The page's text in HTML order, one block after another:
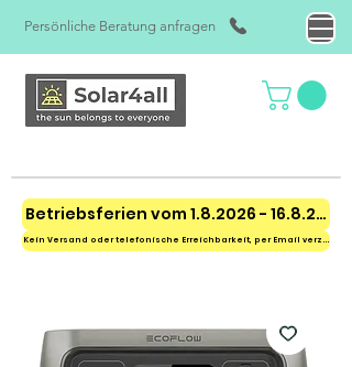
Persönliche Beratung anfragen
Betriebsferien vom 1.8.2026 - 16.8.2026
Kein Versand oder telefonische Erreichbarkeit, per Email verzögert